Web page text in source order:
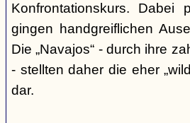
Konfrontationskurs.
gingen handgreiflichen
Die „Navajos“ - durch ihre
- stellten daher die eher
dar.